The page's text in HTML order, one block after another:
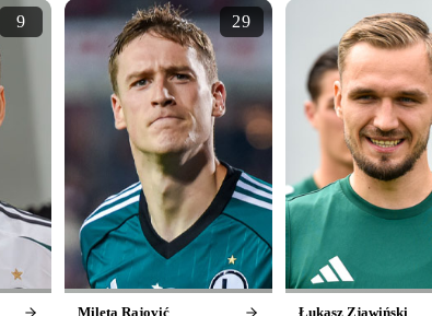
9 29
Mileta Rajović Łukasz Zjawiński